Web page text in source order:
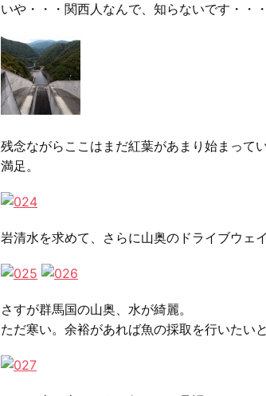
いや・・・関西人なんで、知らないです・・・
残念ながらここはまだ紅葉があまり始まって
満足。
岩清水を求めて、さらに山奥のドライブウェイ
さすが群馬国の山奥、水が綺麗。
ただ寒い。余裕があれば魚の採取を行いたい